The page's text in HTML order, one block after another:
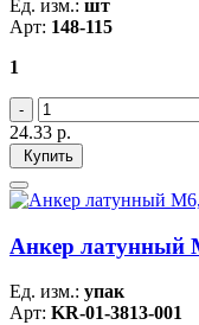
Ед. изм.: шт
Арт: 148-115
1
24.33 р.
Купить
Анкер латунный
Ед. изм.: упак
Арт: KR-01-3813-001